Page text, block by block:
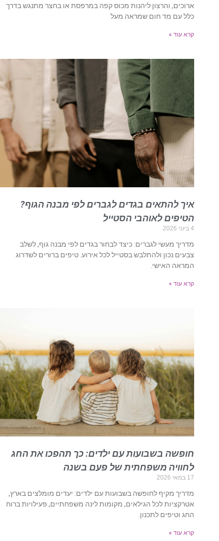
ארוכים, והרצון ליהנות מכוס קפה במרפסת או בחצר מתנגש בדרך
כלל עם מד חום שמראה מעל
קרא עוד »
איך להתאים בגדים לגברים לפי מבנה הגוף?
הטיפים לאוהבי הסטייל
4 ביוני 2026
מדריך מעשי לגברים: כיצד לבחור בגדים לפי מבנה גוף, לשלב
צבעים נכון ולהתלבש בסטייל לכל אירוע. טיפים ברורים לשדרוג
המראה האישי.
קרא עוד »
חופשה בשבועות עם ילדים: כך תהפכו את החג
לחוויה משפחתית של פעם בשנה
17 במאי 2026
מדריך מקיף לחופשה בשבועות עם ילדים: יעדים מומלצים בארץ,
אטרקציות לכל הגילאים, מקומות לינה משפחתיים, פעילויות ברוח
החג וטיפים לתכנון.
קרא עוד »